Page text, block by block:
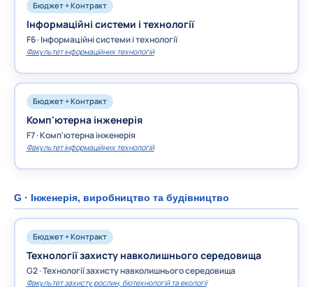
Бюджет + Контракт
Інформаційні системи і технології
F6 · Інформаційні системи і технології
Факультет інформаційних технологій
Бюджет + Контракт
Комп'ютерна інженерія
F7 · Комп'ютерна інженерія
Факультет інформаційних технологій
G · Інженерія, виробництво та будівництво
Бюджет + Контракт
Технології захисту навколишнього середовища
G2 · Технології захисту навколишнього середовища
Факультет захисту рослин, біотехнологій та екології